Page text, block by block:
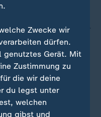
Zwecke wir
dürfen.
Gerät. Mit
Zustimmung zu
die wir deine
du legst unter
welchen
gibst und